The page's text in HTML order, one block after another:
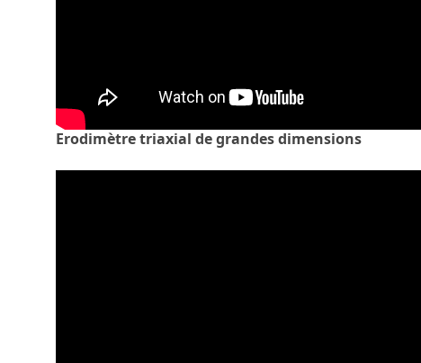
Erodimètre triaxial de grandes dimensions